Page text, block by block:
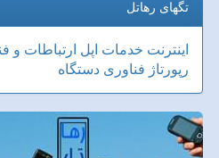
تگهای رهاتل
اینترنت خدمات اپل ارتباطات و
رپورتاژ فناوری دستگاه